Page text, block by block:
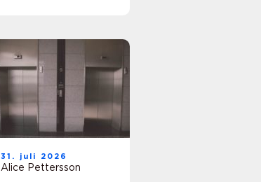
31. juli 2026
Alice Pettersson